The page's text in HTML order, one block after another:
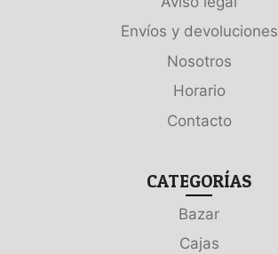
Envíos y devoluciones
Nosotros
Horario
Contacto
CATEGORÍAS
Bazar
Cajas